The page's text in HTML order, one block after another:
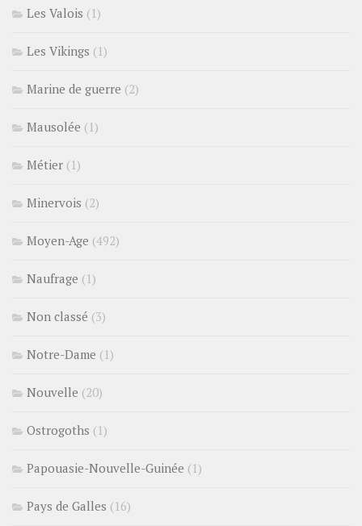
Les Valois (1)
Les Vikings (1)
Marine de guerre (2)
Mausolée (1)
Métier (1)
Minervois (2)
Moyen-Age (492)
Naufrage (1)
Non classé (3)
Notre-Dame (1)
Nouvelle (20)
Ostrogoths (1)
Papouasie-Nouvelle-Guinée (1)
Pays de Galles (16)